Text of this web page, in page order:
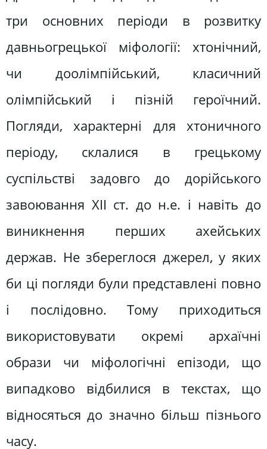
три основних періоди в розвитку
давньогрецької міфології: хтонічний,
чи доолімпійський, класичний
олімпійський і пізній героїчний.
Погляди, характерні для хтоничного
періоду, склалися в грецькому
суспільстві задовго до дорійського
завоювання XII ст. до н.е. і навіть до
виникнення перших ахейських
держав. Не збереглося джерел, у яких
би ці погляди були представлені повно
і послідовно. Тому приходиться
використовувати окремі архаїчні
образи чи міфологічні епізоди, що
випадково відбилися в текстах, що
відносяться до значно більш пізнього
часу.